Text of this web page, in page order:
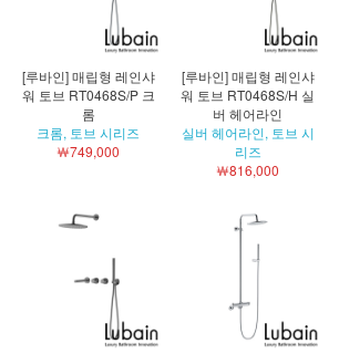
[루바인] 매립형 레인샤
워 토브 RT0468S/P 크
롬
크롬, 토브 시리즈
￦749,000
[루바인] 매립형 레인샤
워 토브 RT0468S/H 실
버 헤어라인
실버 헤어라인, 토브 시
리즈
￦816,000